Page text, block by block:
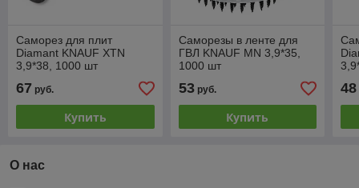
Саморез для плит
Diamant KNAUF XTN
3,9*38, 1000 шт
67 руб.
Купить
Саморезы в ленте для
ГВЛ KNAUF MN 3,9*35,
1000 шт
53руб.
Купить
48
О нас